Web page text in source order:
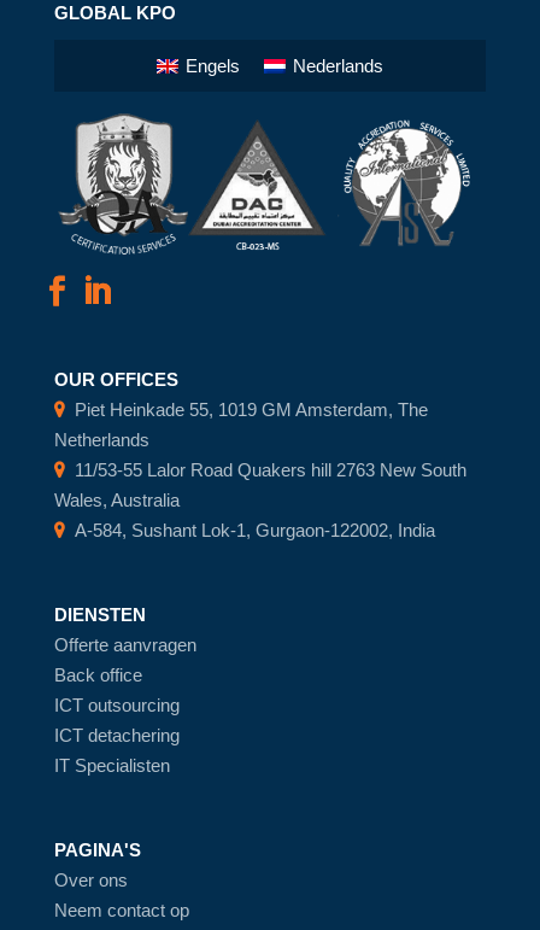
GLOBAL KPO
Engels Nederlands
OUR OFFICES
Piet Heinkade 55, 1019 GM Amsterdam, The
Netherlands
11/53-55 Lalor Road Quakers hill 2763 New South
Wales, Australia
A-584, Sushant Lok-1, Gurgaon-122002, India
DIENSTEN
Offerte aanvragen
Back office
ICT outsourcing
ICT detachering
IT Specialisten
PAGINA'S
Over ons
Neem contact op